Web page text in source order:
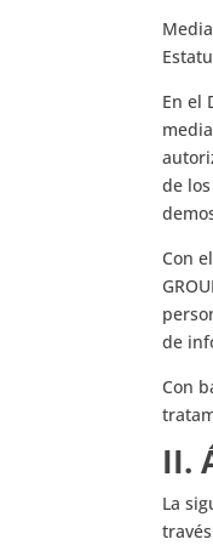
En el
de
Con
de
Con
II.
La